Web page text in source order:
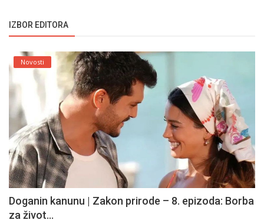
IZBOR EDITORA
Novosti
Doganin kanunu | Zakon prirode – 8. epizoda: Borba
za život...